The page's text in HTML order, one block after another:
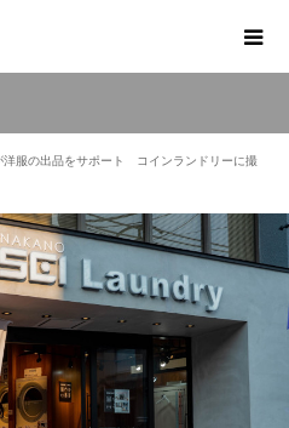
洋服の出品をサポート コインランドリーに撮